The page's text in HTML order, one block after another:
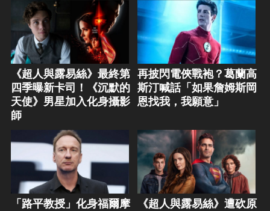
《超人與露易絲》最終第
四季曝新卡司！《沉默的
天使》男星加入化身攝影
師
再披閃電俠戰袍？葛蘭高
斯汀喊話「如果詹姆斯岡
恩找我，我願意」
「路平教授」化身福爾摩
《超人與露易絲》遭砍原